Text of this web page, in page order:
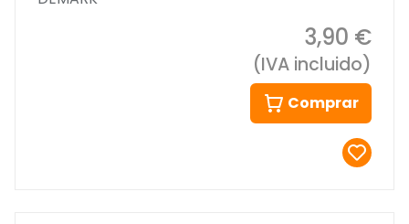
3,90 €
(IVA incluido)
Comprar